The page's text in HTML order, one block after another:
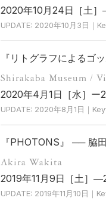
2020年10月24日［土
UPDATE: 2020年10月3日｜
『リトグラフによるゴ
Shirakaba Museum /
2020年4月1日［水］ー
UPDATE: 2020年8月1日｜
『PHOTONS』 ── 脇
Akira Wakita
2019年11月9日［土
UPDATE: 2019年11月10日｜